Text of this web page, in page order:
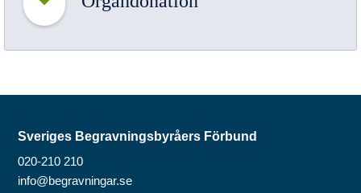
Sveriges Begravningsbyråers Förbund
020-210 210
info@begravningar.se